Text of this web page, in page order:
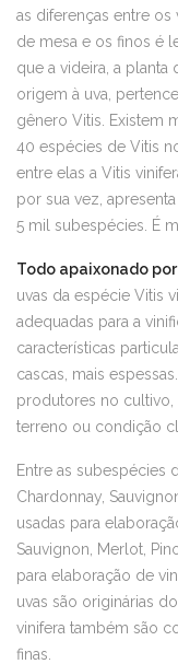
as diferenças entre os
de mesa e os finos é
que a videira, a planta
origem à uva,
gênero Vitis. Existem
40 espécies de Vitis
entre elas a Vitis
por sua vez,
5 mil subespécies. É
Todo apaixonado
uvas da espécie Vitis
adequadas para a
características
cascas, mais
produtores no cultivo,
terreno ou condição
Entre as subespécies
Chardonnay,
usadas para
Sauvignon, Merlot,
para elaboração de
uvas são originárias
vinifera também são
finas.